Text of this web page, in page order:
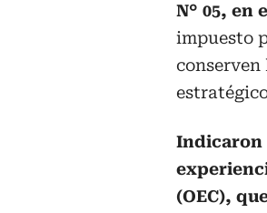
N° 05, en
impuesto
conserven
Indicaron
(OEC),